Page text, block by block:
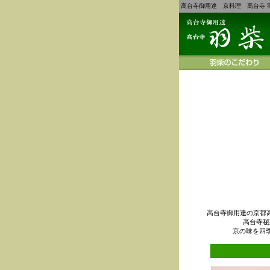
高台寺御用達 京料理 高台寺
高台寺御用達の京都
高台寺
京の味を四